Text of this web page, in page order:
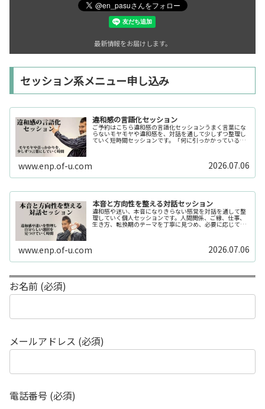
最新情報をお届けします。
セッション系メニュー申し込み
違和感の言語化セッション
ご予約はこちら違和感の言語化セッションうまく言葉にな
らないモヤモヤや違和感を、対話を通して少しずつ整理し
ていく短時間セッションです。「何に引っかかっているの
www.enp.of-u.com 2026.07.06
本音と方向性を整える対話セッション
違和感や迷い、本音になりきらない感覚を対話を通して整
理していく個人セッションです。人間関係、ご縁、仕事、
生き方、転換期のテーマを丁寧に見つめ、必要に応じてカ
www.enp.of-u.com 2026.07.06
お名前 (必須)
メールアドレス (必須)
電話番号 (必須)